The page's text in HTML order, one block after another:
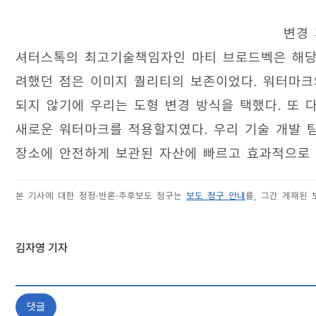
변경
셔터스톡의 최고기술책임자인 마티 브로드벡은
려했던 점은 이미지 퀄리티의 보존이었다. 워터마
되지 않기에 우리는 도형 변경 방식을 택했다. 또
새로운 워터마크를 적용할지였다. 우리 기술 개발
장소에 안전하게 보관된 자산에 빠르고 효과적으로
본 기사에 대한 정정·반론·추후보도 청구는 보도 청구 안내를, 그간 게재된
김자영 기자
댓글